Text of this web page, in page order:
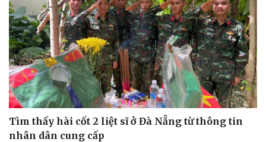
Tìm thấy hài cốt 2 liệt sĩ ở Đà Nẵng từ thông tin
nhân dân cung cấp